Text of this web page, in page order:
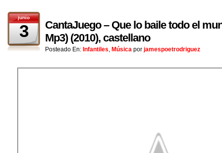
junio
3
CantaJuego – Que lo baile todo el
Mp3) (2010), castellano
Posteado En: Infantiles Música por jamespoetrodriguez